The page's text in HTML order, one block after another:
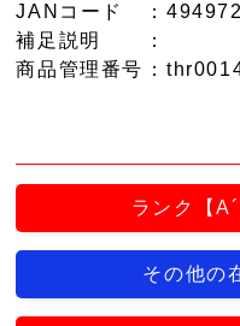
JANコード
：
補足説明
：
商品管理番号 ：
ランク【
その他の